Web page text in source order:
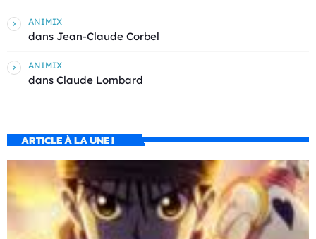
ANIMIX
dans Jean-Claude Corbel
ANIMIX
dans Claude Lombard
ARTICLE À LA UNE !